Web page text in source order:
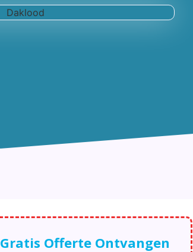
Gratis Offerte Ontvangen